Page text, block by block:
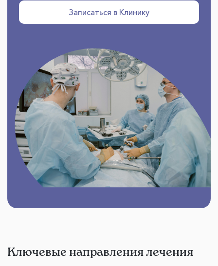
Записаться в Клинику
Ключевые направления лечения